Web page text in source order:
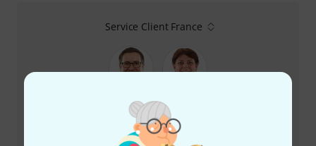
Service Client France